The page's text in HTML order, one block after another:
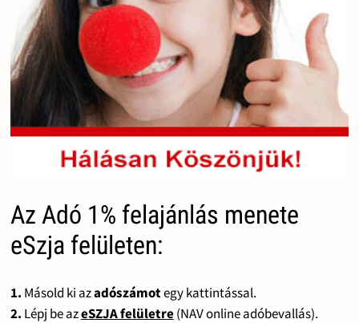
Az Adó 1% felajánlás menete
eSzja felületen:
1. Másold ki azadószámotegy kattintással.
2. Lépj be azeSZJA felületre(NAV online adóbevallás).